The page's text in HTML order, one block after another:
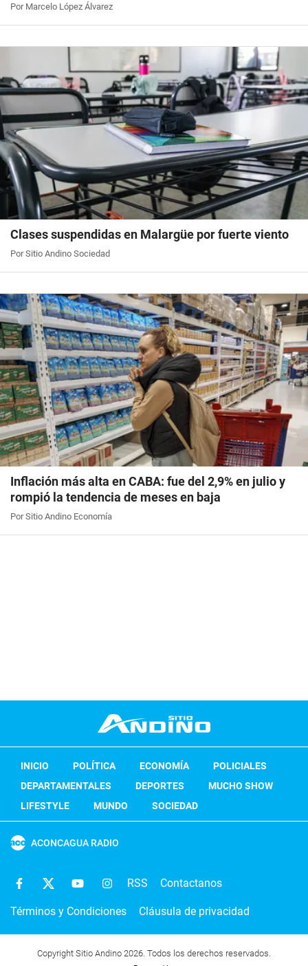
Por Marcelo López Álvarez
Clases suspendidas en Malargüe por fuerte viento
Por Sitio Andino Sociedad
Inflación más alta en CABA: fue del 2,9% en julio y
rompió la tendencia de meses en baja
Por Sitio Andino Economía
INICIO POLÍTICA ECONOMÍA
POLICIALES
DEPARTAMENTALES
DEPORTES
MUCHO SHOW
LIFESTYLE
MUNDO SOCIEDAD
ACONCAGUA RADIO
RSS Contactanos
Términos y Condiciones Cláusula de privacidad
Copyright Sitio Andino 2026. Todos los derechos reservados.